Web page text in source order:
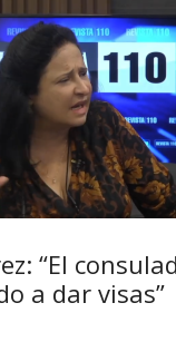
“El
a dar visas”